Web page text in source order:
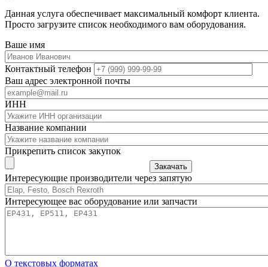
Данная услуга обеспечивает максимальный комфорт клиента.
Просто загрузите список необходимого вам оборудования.
Ваше имя
Контактный телефон
Ваш адрес электронной почты
ИНН
Название компании
Прикрепить список закупок
Закачать
Интересующие производители через запятую
Интересующее вас оборудование или запчасти
О текстовых форматах